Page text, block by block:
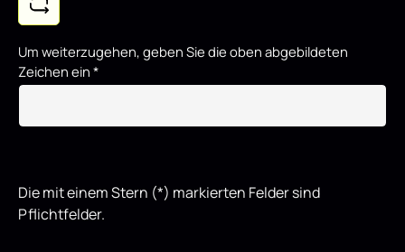
Um weiterzugehen, geben Sie die oben abgebildeten
Zeichen ein *
Die mit einem Stern (*) markierten Felder sind
Pflichtfelder.